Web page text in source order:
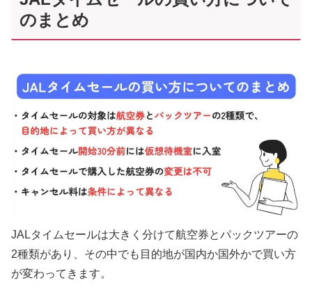
のまとめ
JALタイムセールは大きく分けて航空券とパックツアーの
2種類があり、その中でも目的地が国内か国外かで買い方
が変わってきます。